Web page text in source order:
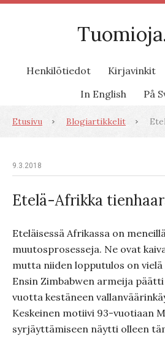
Henkilötiedot Kirjavinkit
In English
På
Etusivu Blogiartikkelit
9.3.2018
Etelä-Afrikka
Eteläisessä Afrikassa on
muutosprosesseja. Ne ovat
mutta niiden lopputulos on
Ensin Zimbabwen armeija
vuotta kestäneen
Keskeinen motiivi 93-vuotiaan
syrjäyttämiseen näytti olleen